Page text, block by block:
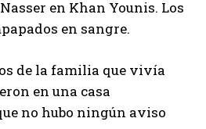
en Khan Younis. Los
en sangre.
de la familia que vivía
en una casa
no hubo ningún aviso